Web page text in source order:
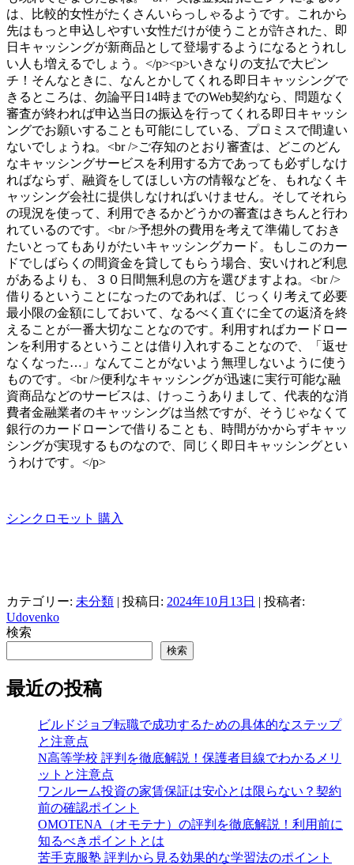
は、比較的女性がたくさんいらっしゃるようです。これから
先はもっと申込しやすい女性だけが使うことが許された、即
日キャッシングが新商品として登場するようになるとうれし
い人も増えるでしょう。</p><p>いきなりの支払で大ピン
チ！そんなときに、なんとかしてくれる即日キャッシングで
きるところは、勿論平日14時までのWeb契約なら、問題なく
審査が終われば申込当日の振込を行ってくれる即日キャッシ
ングでお願いすることも可能にしている、プロミスで間違い
ないでしょうね。<br />ご存知のとおり審査は、どこのどん
なキャッシングサービスを利用する方であっても必ずしなけ
ればならず、融資をしてほしい方の情報などを、もれなくキ
ャッシング会社に提供しなければいけません。そしてそれら
の現況を使って、利用できるかどうかの審査はきちんと行わ
れているのです。<br />予想外の費用を考えて準備しておき
たいとってもありがたいキャッシングカード。もしこのカー
ドでしばらくの間資金を貸してもらう場合、安いけれど利息
があるよりも、３０日間無利息の方を選びますよね。<br />
借りるということになったのであれば、じっくり考えて必要
最小限の金額にしておいて、なるべく直ぐに全ての返済を終
えることが一番大切なことなのです。利用すればカードロー
ンを利用するということは借り入れすることなので、「返せ
なくなった…」なんてことがないよう無理しないように使う
ものです。<br />便利なキャッシングが迅速に実行可能な融
資商品などのサービスは、けっこうありまして、代表的な消
費者金融業者のキャッシングは当然ですが、そうじゃなくて
銀行のカードローンで借りることも、時間がかからずキャッ
シングが実現するものなので、同じく即日キャッシングとい
うわけです。</p>
シンクロモット 購入
カテゴリー: 未分類 | 投稿日: 2024年10月13日 | 投稿者:
Udovenko
検索
検索
最近の投稿
ビルドジョブ転職で成功するための具体的なステップ
と注意点
N高等学校 評判を徹底解説！保護者目線でわかるメリ
ットと注意点
ワンルーム投資の家賃保証は安心とは限らない？契約
前の確認ポイント
OMOTENA（オモテナ）の評判を徹底解説！利用前に
知るべきポイントとは
苦手克服塾 評判から見る効果的な学習法のポイント